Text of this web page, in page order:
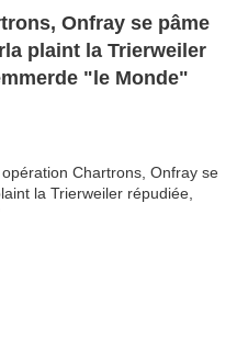
Onfray se pâme
plaint la Trierweiler
Houellebecq emmerde "le Monde"